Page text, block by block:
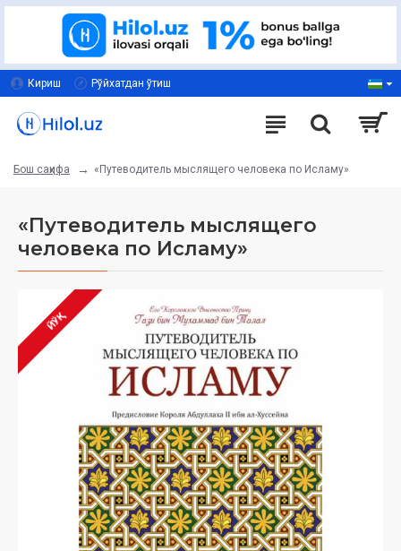
Кириш Рўйхатдан ўтиш
Бош саҳифа «Путеводитель мыслящего человека по Исламу»
«Путеводитель мыслящего
человека по Исламу»
ЙЎҚ